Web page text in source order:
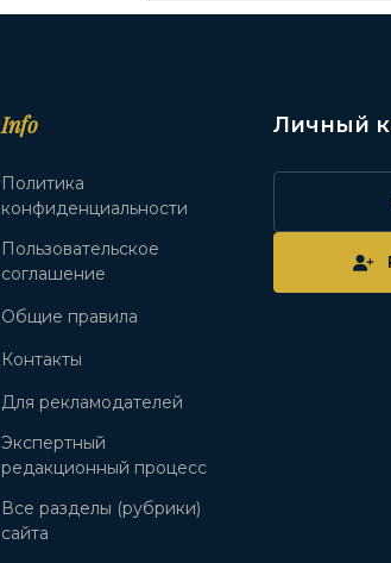
Info
Политика
конфиденциальности
Пользовательское
соглашение
Общие правила
Контакты
Для рекламодателей
Экспертный
редакционный процесс
Все разделы (рубрики)
сайта
Личный